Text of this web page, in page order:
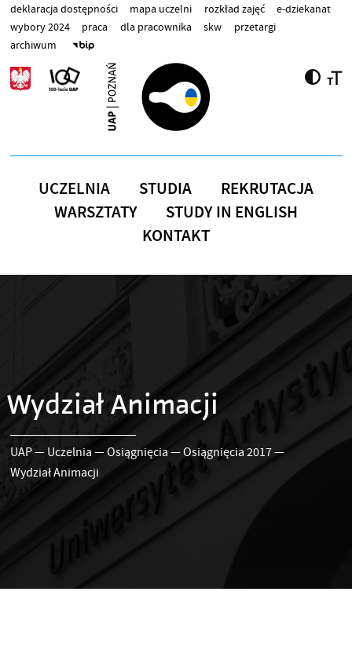
Przejdź do treści
deklaracja dostępności mapa uczelni rozkład zajęć
e-dziekanat
wybory 2024
praca dla pracownika skw
przetargi
archiwum
UCZELNIA STUDIA
REKRUTACJA
WARSZTATY
STUDY IN ENGLISH
KONTAKT
Wydział Animacji
UAP— Uczelnia —Osiągnięcia —Osiągnięcia 2017—
Wydział Animacji